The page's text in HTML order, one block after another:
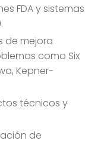
FDA y sistemas
de mejora
como Six
Kepner-
técnicos y
de